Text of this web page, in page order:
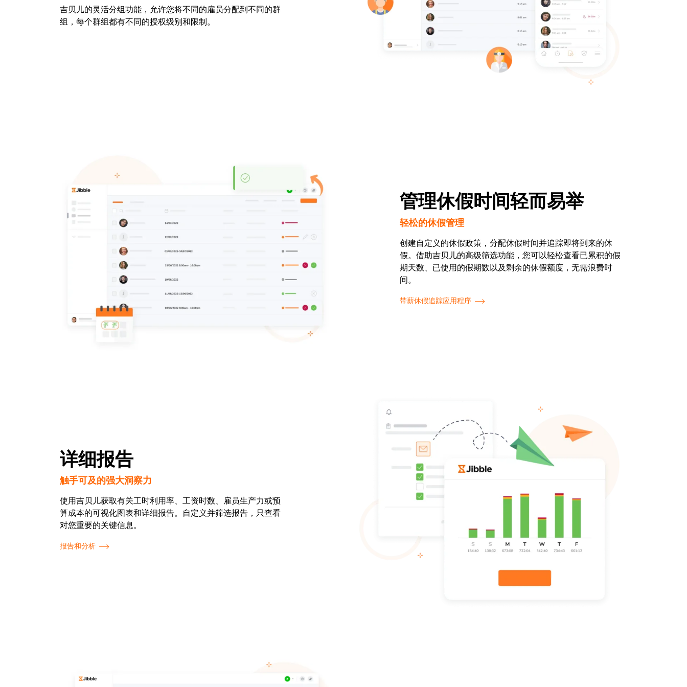
吉贝儿的灵活分组功能，允许您将不同的雇员分配到不同的群
组，每个群组都有不同的授权级别和限制。
管理休假时间轻而易举
轻松的休假管理
创建自定义的休假政策，分配休假时间并追踪即将到来的休
假。借助吉贝儿的高级筛选功能，您可以轻松查看已累积的假
期天数、已使用的假期数以及剩余的休假额度，无需浪费时
间。
带薪休假追踪应用程序
详细报告
触手可及的强大洞察力
使用吉贝儿获取有关工时利用率、工资时数、雇员生产力或预
算成本的可视化图表和详细报告。自定义并筛选报告，只查看
对您重要的关键信息。
报告和分析